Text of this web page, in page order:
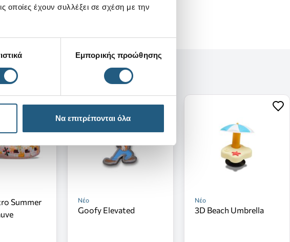
οποίες έχουν συλλέξει σε σχέση με την
Εμπορικής προώθησης
Να επιτρέπονται όλα
Summer
Νέο
Goofy Elevated
Νέο
3D Beach Umbrella